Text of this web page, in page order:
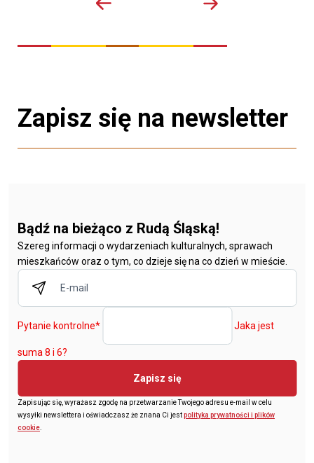
Zapisz się na newsletter
Bądź na bieżąco z Rudą Śląską!
Szereg informacji o wydarzeniach kulturalnych, sprawach
mieszkańców oraz o tym, co dzieje się na co dzień w mieście.
Pytanie kontrolne* Jaka jest
suma 8 i 6?
Zapisz się
Zapisując się, wyrażasz zgodę na przetwarzanie Twojego adresu e-mail w celu
wysyłki newslettera i oświadczasz że znana Ci jestpolityka prywatności i plików
cookie.